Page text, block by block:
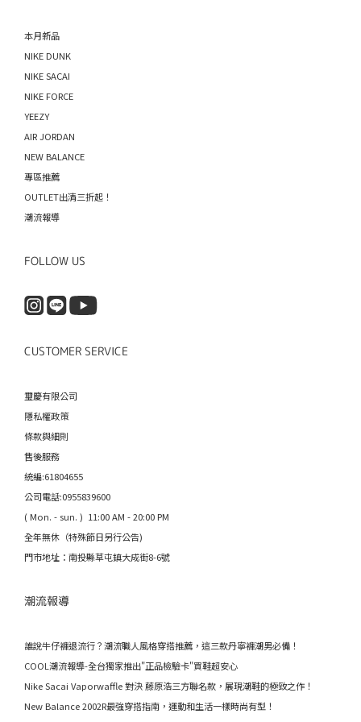
本月新品
NIKE DUNK
NIKE SACAI
NIKE FORCE
YEEZY
AIR JORDAN
NEW BALANCE
專區推薦
OUTLET出清三折起！
潮流報導
FOLLOW US
CUSTOMER SERVICE
璽慶有限公司
隱私權政策
條款與細則
售後服務
統編:61804655
公司電話:0955839600
( Mon. - sun. ) 11:00 AM - 20:00 PM
全年無休（特殊節日另行公告)
門市地址：南投縣草屯鎮大成街8-6號
潮流報導
誰說牛仔褲退流行？潮流職人風格穿搭推薦，這三款丹寧褲潮男必備！
COOL潮流報導-全台獨家推出"正品檢驗卡"買鞋超安心
Nike Sacai Vaporwaffle 對決 藤原浩三方聯名款，展現潮鞋的極致之作！
New Balance 2002R最強穿搭指南，運動和生活一樣時尚有型！